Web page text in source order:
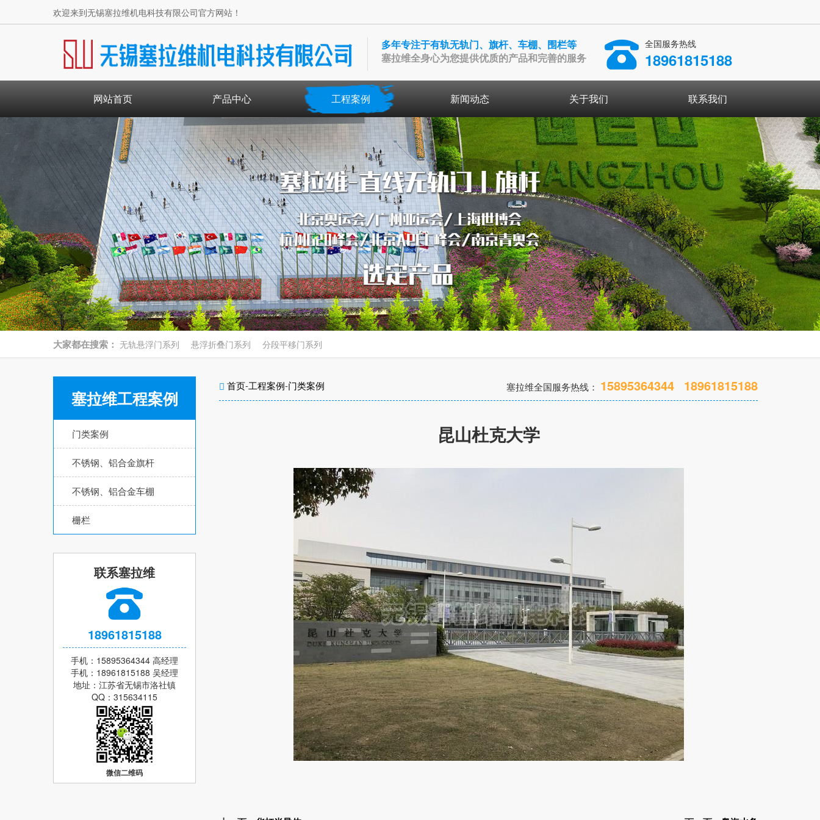
欢迎来到无锡塞拉维机电科技有限公司官方网站！
多年专注于有轨无轨门、旗杆、车棚、围栏等
塞拉维全身心为您提供优质的产品和完善的服务
全国服务热线
18961815188
网站首页 产品中心 工程案例 新闻动态 关于我们 联系我们
大家都在搜索： 无轨悬浮门系列 悬浮折叠门系列 分段平移门系列
塞拉维工程案例
门类案例
不锈钢、铝合金旗杆
不锈钢、铝合金车棚
栅栏
联系塞拉维
18961815188
手机：15895364344 高经理
手机：18961815188 吴经理
地址：江苏省无锡市洛社镇
QQ：315634115
微信二维码
首页-工程案例-门类案例 塞拉维全国服务热线： 15895364344 18961815188
昆山杜克大学